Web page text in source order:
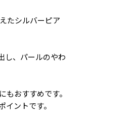
たシルバーピア
し、パールのやわ
おすすめです。
ントです。